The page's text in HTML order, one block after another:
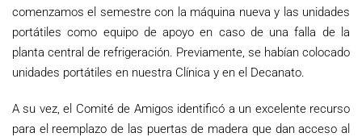
comenzamos el semestre con la máquina nueva y las unidades
portátiles como equipo de apoyo en caso de una falla de la
planta central de refrigeración. Previamente, se habían colocado
unidades portátiles en nuestra Clínica y en el Decanato.
A su vez, el Comité de Amigos identificó a un excelente recurso
para el reemplazo de las puertas de madera que dan acceso al